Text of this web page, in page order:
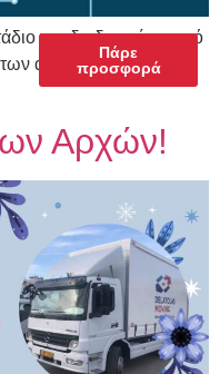
της διαδικασίας, από
αγαπημένων σας
Αρχών!
Πάρε
προσφορά